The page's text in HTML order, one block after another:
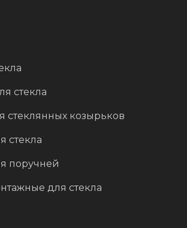
стекла
стеклянных козырьков
стекла
поручней
для стекла